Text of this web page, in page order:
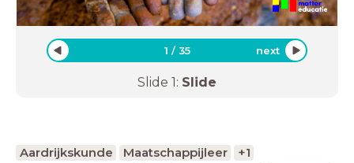
1 /35 next
Slide 1: Slide
Aardrijkskunde Maatschappijleer
+1